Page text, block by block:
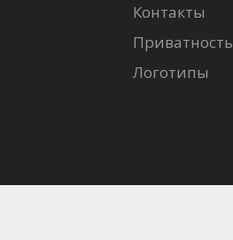
Контакты
Приватность
Логотипы